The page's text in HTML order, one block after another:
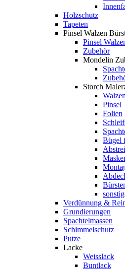
Holzschutz
Tapeten
Pinsel Walzen
Pinsel
Zubehör
Mondelin
Storch
Walzen
Pinsel
Folien
Bügel
Verdünnung &
Grundierungen
Spachtelmassen
Schimmelschutz
Putze
Lacke
Weisslack
Buntlack